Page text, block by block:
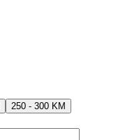
250 - 300 KM